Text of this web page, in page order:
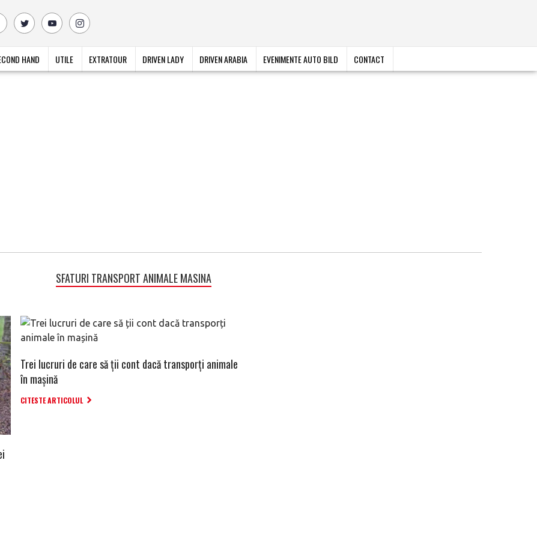
HAND UTILE EXTRATOUR DRIVEN LADY DRIVEN ARABIA EVENIMENTE AUTO BILD CONTACT
SFATURI TRANSPORT ANIMALE MASINA
Trei lucruri de care să ții cont dacă transporți animale
în mașină
CITESTE ARTICOLUL